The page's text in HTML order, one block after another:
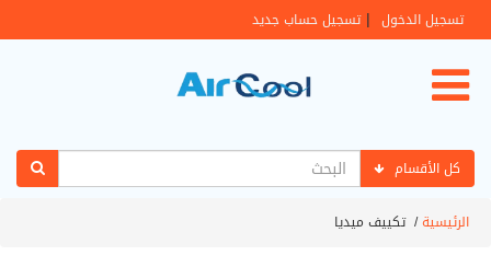
تسجيل الدخول | تسجيل حساب جديد
كل الأقسام
الرئيسية/تكييف ميديا